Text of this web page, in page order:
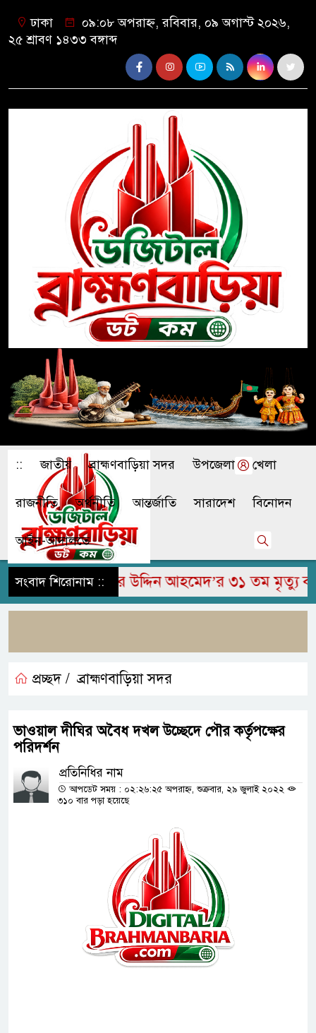
ঢাকা
০৯:০৮ অপরাহ্ন, রবিবার, ০৯ অগাস্ট ২০২৬,
২৫ শ্রাবণ ১৪৩৩ বঙ্গাব্দ
:: জাতীয় ব্রাহ্মণবাড়িয়া সদর উপজেলা খেলা
রাজনীতি অর্থনীতি আন্তর্জাতি সারাদেশ বিনোদন
আইন-আদালতে
সংবাদ শিরোনাম ::
মরহুম জামির উদ্দিন আহমেদ’র ৩১ তম মৃত্যু
প্রচ্ছদ / ব্রাহ্মণবাড়িয়া সদর
ভাওয়াল দীঘির অবৈধ দখল উচ্ছেদে পৌর কর্তৃপক্ষের
পরিদর্শন
প্রতিনিধির নাম
আপডেট সময় : ০২:২৬:২৫ অপরাহ্ন, শুক্রবার, ২৯ জুলাই ২০২২
৩১০ বার পড়া হয়েছে